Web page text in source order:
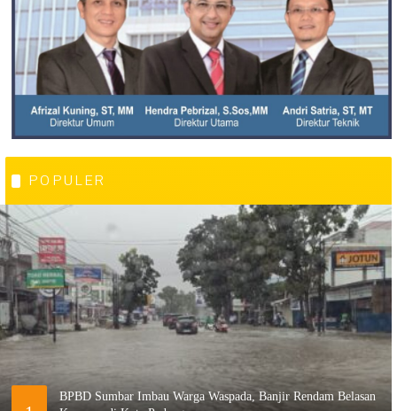
POPULER
BPBD Sumbar Imbau Warga Waspada, Banjir Rendam Belasan